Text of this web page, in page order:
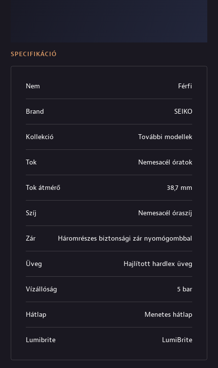
SPECIFIKÁCIÓ
Nem Férfi
Brand SEIKO
Kollekció További modellek
Tok Nemesacél óratok
Tok átmérő 38,7 mm
Szíj Nemesacél óraszíj
Zár Háromrészes biztonsági zár nyomógombbal
Üveg Hajlított hardlex üveg
Vízállóság 5 bar
Hátlap Menetes hátlap
Lumibrite LumiBrite